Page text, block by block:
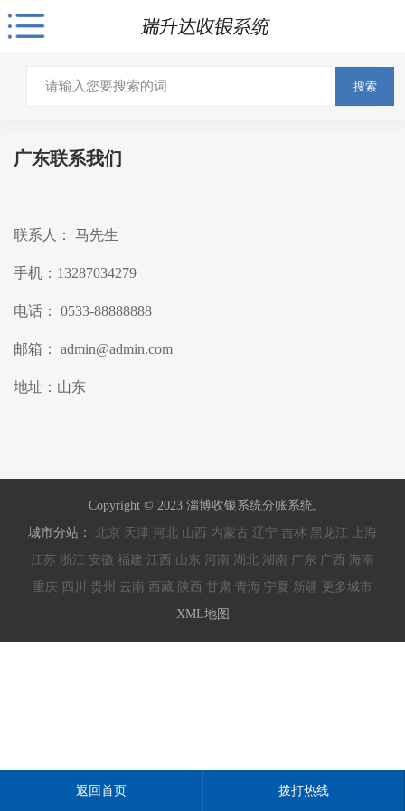
搜索
广东联系我们
联系人： 马先生
手机：13287034279
电话： 0533-88888888
邮箱： admin@admin.com
地址：山东
Copyright © 2023 淄博收银系统分账系统,
城市分站： 北京 天津 河北 山西 内蒙古 辽宁 吉林 黑龙江
上海
江苏 浙江 安徽 福建 江西 山东 河南 湖北 湖南 广东 广西 海南
重庆 四川 贵州 云南 西藏 陕西 甘肃 青海 宁夏 新疆 更多城市
XML地图
返回首页 拨打热线